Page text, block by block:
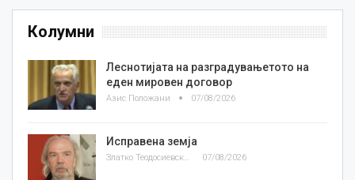
Колумни
Леснотијата на разградувањетото на
еден мировен договор
Азис Положани 07/08/2026
Исправена земја
Златко Теодосиевски 07/08/2026